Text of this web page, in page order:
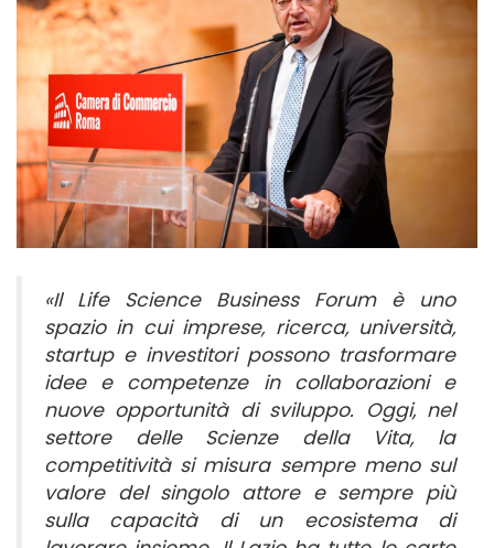
«Il Life Science Business Forum è uno
spazio in cui imprese, ricerca, università,
startup e investitori possono trasformare
idee e competenze in collaborazioni e
nuove opportunità di sviluppo. Oggi, nel
settore delle Scienze della Vita, la
competitività si misura sempre meno sul
valore del singolo attore e sempre più
sulla capacità di un ecosistema di